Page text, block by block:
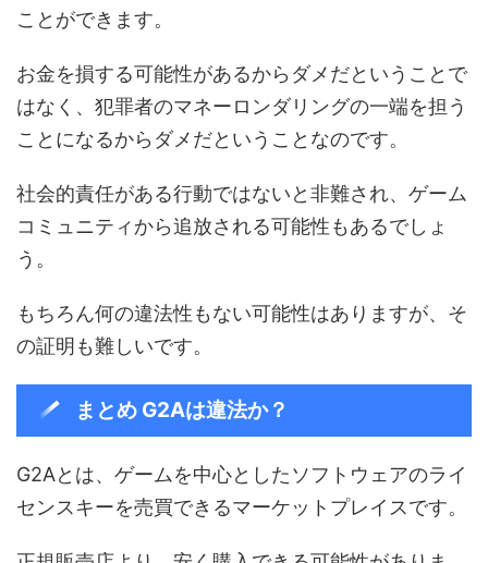
ことができます。
お金を損する可能性があるからダメだということで
はなく、犯罪者のマネーロンダリングの一端を担う
ことになるからダメだということなのです。
社会的責任がある行動ではないと非難され、ゲーム
コミュニティから追放される可能性もあるでしょ
う。
もちろん何の違法性もない可能性はありますが、そ
の証明も難しいです。
まとめ G2Aは違法か？
G2Aとは、ゲームを中心としたソフトウェアのライ
センスキーを売買できるマーケットプレイスです。